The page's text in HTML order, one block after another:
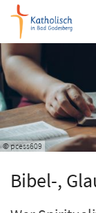
Zum Inhalt
© pcess609
Bibel-,